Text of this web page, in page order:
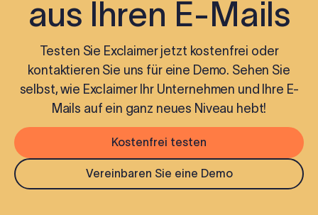
aus Ihren E-Mails
Testen Sie Exclaimer jetzt kostenfrei oder
kontaktieren Sie uns für eine Demo. Sehen Sie
selbst, wie Exclaimer Ihr Unternehmen und Ihre E-
Mails auf ein ganz neues Niveau hebt!
Kostenfrei testen
Vereinbaren Sie eine Demo